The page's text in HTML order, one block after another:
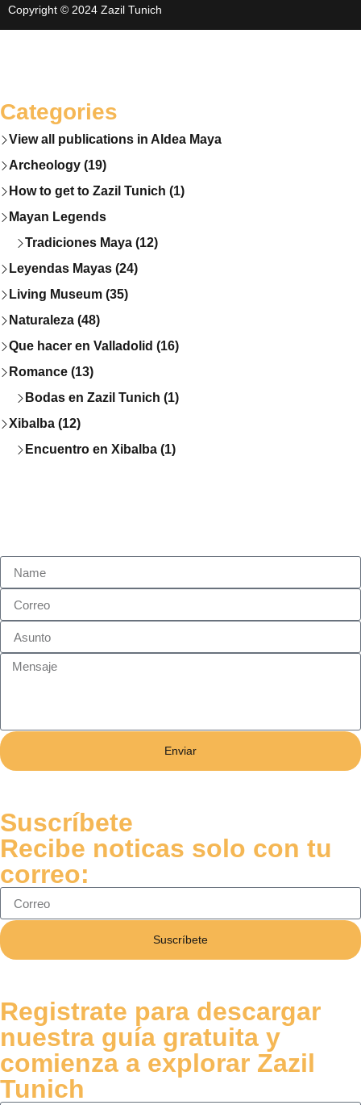
Copyright © 2024 Zazil Tunich
Categories
View all publications in Aldea Maya
Archeology (19)
How to get to Zazil Tunich (1)
Mayan Legends
Tradiciones Maya (12)
Leyendas Mayas (24)
Living Museum (35)
Naturaleza (48)
Que hacer en Valladolid (16)
Romance (13)
Bodas en Zazil Tunich (1)
Xibalba (12)
Encuentro en Xibalba (1)
Enviar
Suscríbete
Recibe noticas solo con tu
correo:
Suscríbete
Registrate para descargar
nuestra guía gratuita y
comienza a explorar Zazil
Tunich